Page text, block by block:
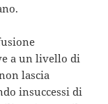
a un livello di
lascia
insuccessi di